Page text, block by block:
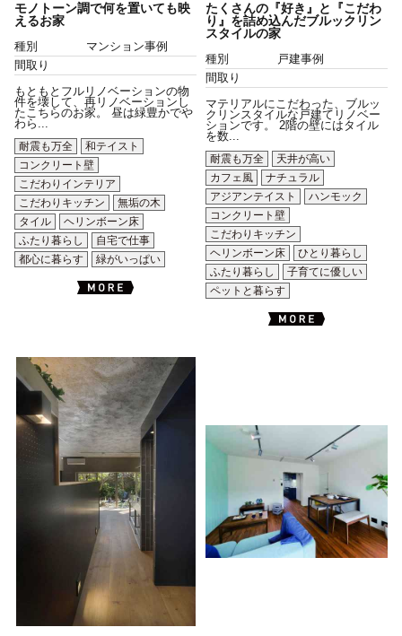
モノトーン調で何を置いても映
えるお家
種別
マンション事例
間取り
もともとフルリノベーションの物
件を壊して、再リノベーションし
たこちらのお家。 昼は緑豊かでや
わら...
耐震も万全
和テイスト
コンクリート壁
こだわりインテリア
こだわりキッチン
無垢の木
タイル
ヘリンボーン床
ふたり暮らし
自宅で仕事
都心に暮らす
緑がいっぱい
たくさんの『好き』と『こだわ
り』を詰め込んだブルックリン
スタイルの家
種別
戸建事例
間取り
マテリアルにこだわった、ブルッ
クリンスタイルな戸建てリノベー
ションです。 2階の壁にはタイル
を数...
耐震も万全
天井が高い
カフェ風
ナチュラル
アジアンテイスト
ハンモック
コンクリート壁
こだわりキッチン
ヘリンボーン床
ひとり暮らし
ふたり暮らし
子育てに優しい
ペットと暮らす